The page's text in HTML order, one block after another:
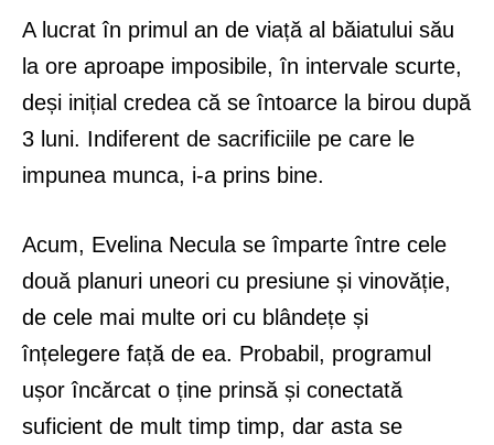
A lucrat în primul an de viață al băiatului său
la ore aproape imposibile, în intervale scurte,
deși inițial credea că se întoarce la birou după
3 luni. Indiferent de sacrificiile pe care le
impunea munca, i-a prins bine.
Acum, Evelina Necula se împarte între cele
două planuri uneori cu presiune și vinovăție,
de cele mai multe ori cu blândețe și
înțelegere față de ea. Probabil, programul
ușor încărcat o ține prinsă și conectată
suficient de mult timp timp, dar asta se